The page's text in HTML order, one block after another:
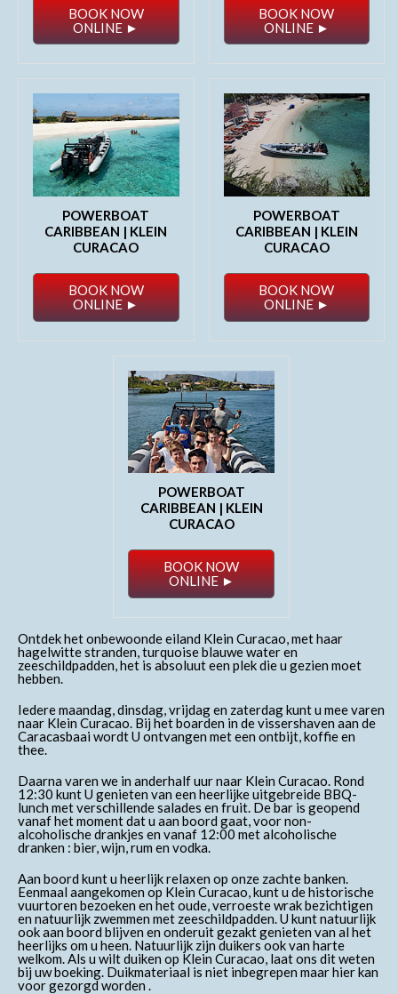
BOOK NOW
ONLINE ►
BOOK NOW
ONLINE ►
POWERBOAT
CARIBBEAN | KLEIN
CURACAO
BOOK NOW
ONLINE ►
POWERBOAT
CARIBBEAN | KLEIN
CURACAO
BOOK NOW
ONLINE ►
POWERBOAT
CARIBBEAN | KLEIN
CURACAO
BOOK NOW
ONLINE ►
Ontdek het onbewoonde eiland Klein Curacao, met haar
hagelwitte stranden, turquoise blauwe water en
zeeschildpadden, het is absoluut een plek die u gezien moet
hebben.
Iedere maandag, dinsdag, vrijdag en zaterdag kunt u mee varen
naar Klein Curacao. Bij het boarden in de vissershaven aan de
Caracasbaai wordt U ontvangen met een ontbijt, koffie en
thee.
Daarna varen we in anderhalf uur naar Klein Curacao. Rond
12:30 kunt U genieten van een heerlijke uitgebreide BBQ-
lunch met verschillende salades en fruit. De bar is geopend
vanaf het moment dat u aan boord gaat, voor non-
alcoholische drankjes en vanaf 12:00 met alcoholische
dranken : bier, wijn, rum en vodka.
Aan boord kunt u heerlijk relaxen op onze zachte banken.
Eenmaal aangekomen op Klein Curacao, kunt u de historische
vuurtoren bezoeken en het oude, verroeste wrak bezichtigen
en natuurlijk zwemmen met zeeschildpadden. U kunt natuurlijk
ook aan boord blijven en onderuit gezakt genieten van al het
heerlijks om u heen. Natuurlijk zijn duikers ook van harte
welkom. Als u wilt duiken op Klein Curacao, laat ons dit weten
bij uw boeking. Duikmateriaal is niet inbegrepen maar hier kan
voor gezorgd worden .